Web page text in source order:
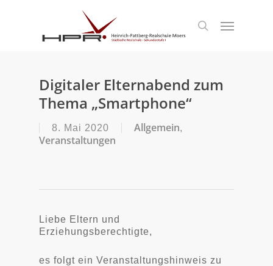
search
Menu
Digitaler Elternabend zum
Thema „Smartphone“
8. Mai 2020 Allgemein,
Veranstaltungen
Liebe Eltern und
Erziehungsberechtigte,
es folgt ein Veranstaltungshinweis zu